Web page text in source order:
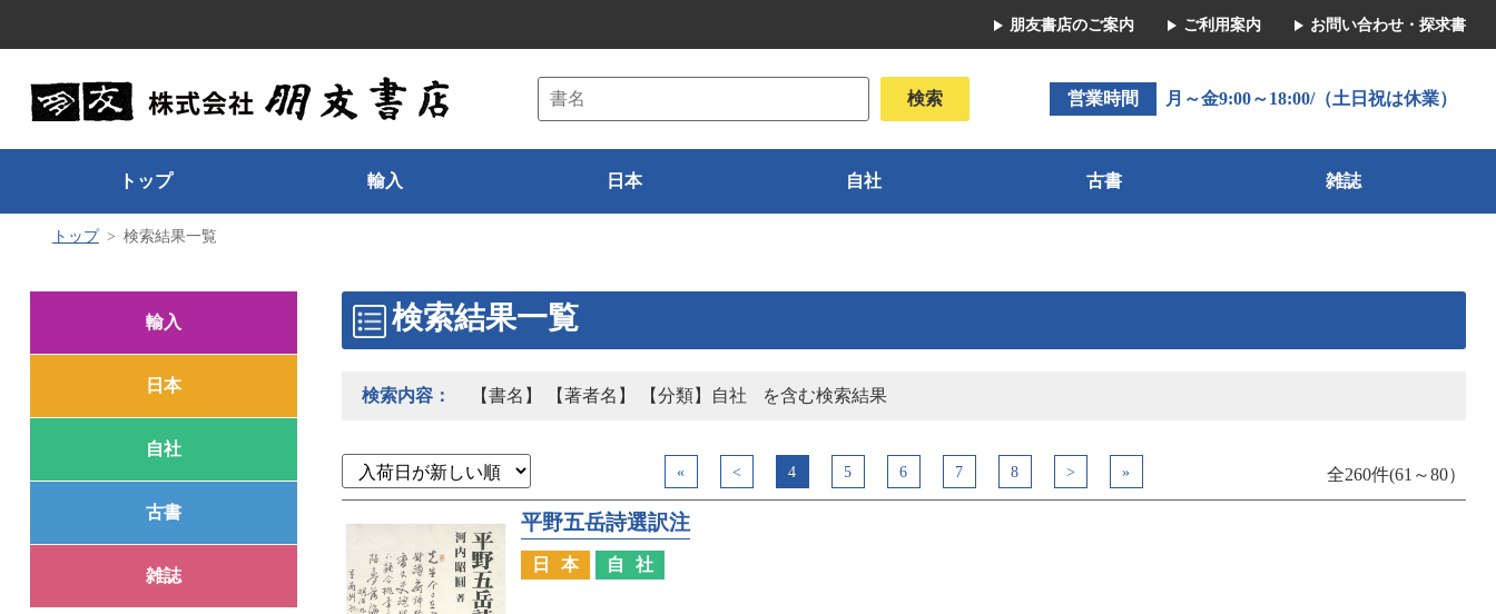
朋友書店のご案内 ご利用案内 お問い合わせ・探求書
営業時間 月～金9:00～18:00/（土日祝は休業）
トップ 輸入 日本 自社 古書 雑誌
トップ 検索結果一覧
輸入
日本
自社
古書
雑誌
検索結果一覧
検索内容： 【書名】 【著者名】 【分類】自社 を含む検索結果
« < 4 5 6 7 8 > » 全260件(61～80）
平野五岳詩選訳注
日本 自社